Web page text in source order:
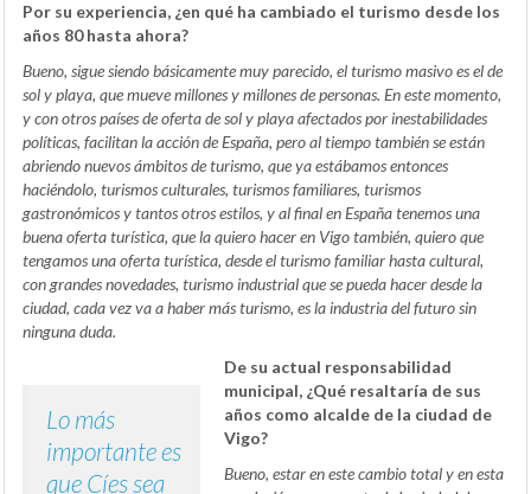
Por su experiencia, ¿en qué ha cambiado el turismo desde los
años 80 hasta ahora?
Bueno, sigue siendo básicamente muy parecido, el turismo masivo es el de
sol y playa, que mueve millones y millones de personas. En este momento,
y con otros países de oferta de sol y playa afectados por inestabilidades
políticas, facilitan la acción de España, pero al tiempo también se están
abriendo nuevos ámbitos de turismo, que ya estábamos entonces
haciéndolo, turismos culturales, turismos familiares, turismos
gastronómicos y tantos otros estilos, y al final en España tenemos una
buena oferta turística, que la quiero hacer en Vigo también, quiero que
tengamos una oferta turística, desde el turismo familiar hasta cultural,
con grandes novedades, turismo industrial que se pueda hacer desde la
ciudad, cada vez va a haber más turismo, es la industria del futuro sin
ninguna duda.
Lo más
importante es
que Cíes sea
De su actual responsabilidad
municipal, ¿Qué resaltaría de sus
años como alcalde de la ciudad de
Vigo?
Bueno, estar en este cambio total y en esta